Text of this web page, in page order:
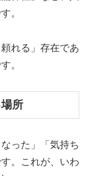
。
れる」存在であ
。
所
った」「気持ち
。これが、いわ